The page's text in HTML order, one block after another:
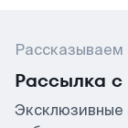
Рассказываем
Рассылка
Эксклюзивные